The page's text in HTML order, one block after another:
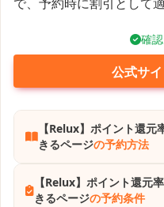
確
公式サ
【Relux】ポイント還元
きるページの予約方法
【Relux】ポイント還元
きるページの予約条件